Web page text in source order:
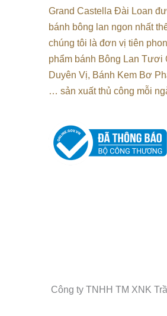
Grand Castella Đài Loan
bánh bông lan ngon nhất
chúng tôi là đơn vị tiên
phẩm bánh Bông Lan Tươi
Duyên Vị, Bánh Kem Bơ
… sản xuất thủ công mỗi
Công ty TNHH TM XNK